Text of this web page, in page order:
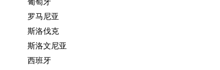
罗马尼亚
斯洛伐克
斯洛文尼亚
西班牙